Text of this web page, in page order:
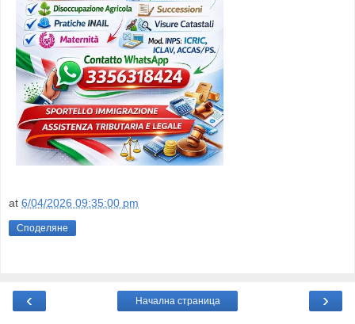
at 6/04/2026 09:35:00 pm
Споделяне
‹ ›
Начална страница